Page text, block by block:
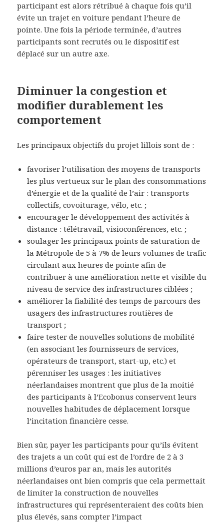
participant est alors rétribué à chaque fois qu’il
évite un trajet en voiture pendant l’heure de
pointe. Une fois la période terminée, d’autres
participants sont recrutés ou le dispositif est
déplacé sur un autre axe.
Diminuer la congestion et
modifier durablement les
comportement
Les principaux objectifs du projet lillois sont de :
favoriser l’utilisation des moyens de transports
les plus vertueux sur le plan des consommations
d’énergie et de la qualité de l’air : transports
collectifs, covoiturage, vélo, etc. ;
encourager le développement des activités à
distance : télétravail, visioconférences, etc. ;
soulager les principaux points de saturation de
la Métropole de 5 à 7% de leurs volumes de trafic
circulant aux heures de pointe afin de
contribuer à une amélioration nette et visible du
niveau de service des infrastructures ciblées ;
améliorer la fiabilité des temps de parcours des
usagers des infrastructures routières de
transport ;
faire tester de nouvelles solutions de mobilité
(en associant les fournisseurs de services,
opérateurs de transport, start-up, etc.) et
pérenniser les usages : les initiatives
néerlandaises montrent que plus de la moitié
des participants à l’Ecobonus conservent leurs
nouvelles habitudes de déplacement lorsque
l’incitation financière cesse.
Bien sûr, payer les participants pour qu’ils évitent
des trajets a un coût qui est de l’ordre de 2 à 3
millions d’euros par an, mais les autorités
néerlandaises ont bien compris que cela permettait
de limiter la construction de nouvelles
infrastructures qui représenteraient des coûts bien
plus élevés, sans compter l’impact